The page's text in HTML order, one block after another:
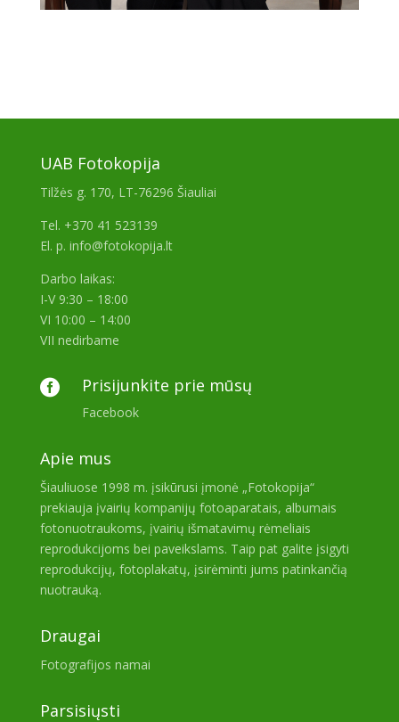
UAB Fotokopija
Tilžės g. 170, LT-76296 Šiauliai
Tel. +370 41 523139
El. p. info@fotokopija.lt
Darbo laikas:
I-V 9:30 – 18:00
VI 10:00 – 14:00
VII nedirbame
 Prisijunkite prie mūsų
Facebook
Apie mus
Šiauliuose 1998 m. įsikūrusi įmonė „Fotokopija“
prekiauja įvairių kompanijų fotoaparatais, albumais
fotonuotraukoms, įvairių išmatavimų rėmeliais
reprodukcijoms bei paveikslams. Taip pat galite įsigyti
reprodukcijų, fotoplakatų, įsirėminti jums patinkančią
nuotrauką.
Draugai
Fotografijos namai
Parsisiųsti